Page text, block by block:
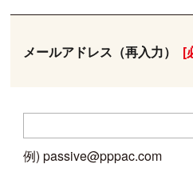
メールアドレス （再入力） [
例) passive@pppac.com